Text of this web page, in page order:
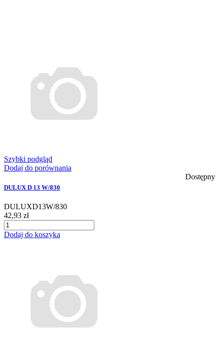
Szybki podgląd
Dodaj do porównania
Dostępny
DULUX D 13 W/830
DULUXD13W/830
42,93 zł
Dodaj do koszyka